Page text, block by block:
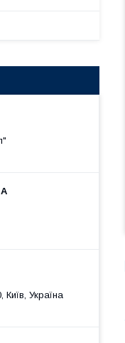
Україна